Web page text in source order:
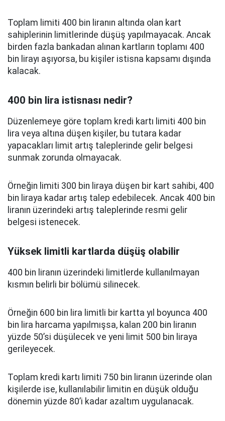
Toplam limiti 400 bin liranın altında olan kart
sahiplerinin limitlerinde düşüş yapılmayacak. Ancak
birden fazla bankadan alınan kartların toplamı 400
bin lirayı aşıyorsa, bu kişiler istisna kapsamı dışında
kalacak.
400 bin lira istisnası nedir?
Düzenlemeye göre toplam kredi kartı limiti 400 bin
lira veya altına düşen kişiler, bu tutara kadar
yapacakları limit artış taleplerinde gelir belgesi
sunmak zorunda olmayacak.
Örneğin limiti 300 bin liraya düşen bir kart sahibi, 400
bin liraya kadar artış talep edebilecek. Ancak 400 bin
liranın üzerindeki artış taleplerinde resmi gelir
belgesi istenecek.
Yüksek limitli kartlarda düşüş olabilir
400 bin liranın üzerindeki limitlerde kullanılmayan
kısmın belirli bir bölümü silinecek.
Örneğin 600 bin lira limitli bir kartta yıl boyunca 400
bin lira harcama yapılmışsa, kalan 200 bin liranın
yüzde 50’si düşülecek ve yeni limit 500 bin liraya
gerileyecek.
Toplam kredi kartı limiti 750 bin liranın üzerinde olan
kişilerde ise, kullanılabilir limitin en düşük olduğu
dönemin yüzde 80’i kadar azaltım uygulanacak.